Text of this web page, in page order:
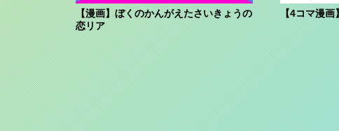
【漫画】ぼくのかんがえたさいきょうの
恋リア
【4コマ漫画